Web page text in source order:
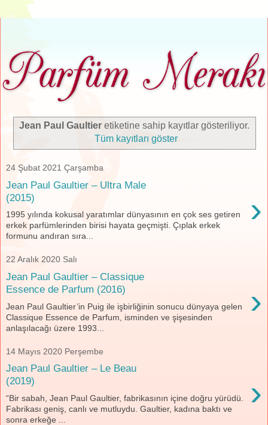
Jean Paul Gaultieretiketine sahip kayıtlar gösteriliyor.
Tüm kayıtları göster
24 Şubat 2021 Çarşamba
Jean Paul Gaultier – Ultra Male
(2015)
›
1995 yılında kokusal yaratımlar dünyasının en çok ses getiren
erkek parfümlerinden birisi hayata geçmişti. Çıplak erkek
formunu andıran sıra...
22 Aralık 2020 Salı
Jean Paul Gaultier – Classique
Essence de Parfum (2016)
›
Jean Paul Gaultier’in Puig ile işbirliğinin sonucu dünyaya gelen
Classique Essence de Parfum, isminden ve şişesinden
anlaşılacağı üzere 1993...
14 Mayıs 2020 Perşembe
Jean Paul Gaultier – Le Beau
(2019)
›
“Bir sabah, Jean Paul Gaultier, fabrikasının içine doğru yürüdü.
Fabrikası geniş, canlı ve mutluydu. Gaultier, kadına baktı ve
sonra erkeğe ...